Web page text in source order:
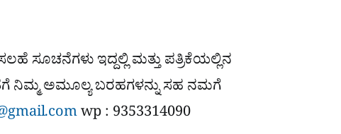
ಸೂಚನೆಗಳು ಇದ್ದಲ್ಲಿ ಮತ್ತು ಪತ್ರಿಕೆಯಲ್ಲಿನ
ನಿಮ್ಮ ಅಮೂಲ್ಯ ಬರಹಗಳನ್ನು ಸಹ ನಮಗೆ
wp : 9353314090